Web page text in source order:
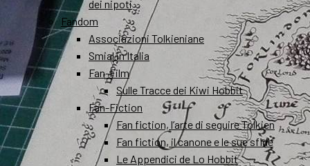
dei nipoti
Fandom
Associazioni Tolkieniane
Smial in Italia
Fan-Film
Sulle Tracce dei Kiwi Hobbit
Fan-Fiction
Fan fiction, l’arte di seguire Tolkien
Fan fiction, il canone e le sue sfide
Le Appendici de Lo Hobbit